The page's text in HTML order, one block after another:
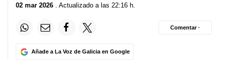
02 mar 2026 . Actualizado a las 22:16 h.
Añade a La Voz de Galicia en Google
Comentar ·